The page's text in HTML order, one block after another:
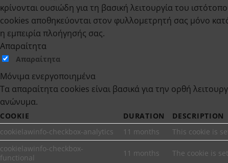
κρίνονται ουσιώδη για τη βασική λειτουργία του
cookies αποθηκεύονται στον φυλλομετρητή σας μόνο
η εμπειρία πλοήγησής σας.
Απαραίτητα
Απαραίτητα
Μόνιμα ενεργοποιημένα
Τα απαραίτητα cookies είναι βασικά για την ορθή
ανώνυμα.
COOKIE DURATION
DESCRIPTION
cookielawinfo-checkbox-analytics
11 months
This cookie is
cookielawinfo-checkbox-
functional
11 months The cookie is